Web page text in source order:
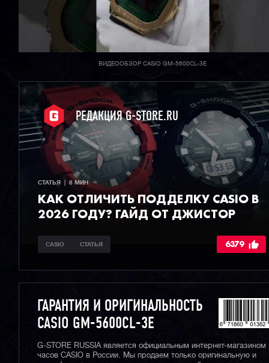
ВИДЕООБЗОР CASIO GM-5600CL-3E
РЕДАКЦИЯ G-STORE.RU
СТАТЬЯ  |  8 МИН
КАК ОТЛИЧИТЬ ПОДДЕЛКУ CASIO В
2026 ГОДУ? ГАЙД ОТ ДЖИСТОР
CASIO СТАТЬЯ 6379
ГАРАНТИЯ И ОРИГИНАЛЬНОСТЬ
CASIO GM-5600CL-3E
G-STORE RUSSIA является официальным интернет-магазином
часов CASIO в России. Мы продаем только оригинальную и